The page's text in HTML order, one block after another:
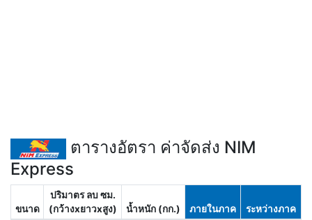
ตารางอัตรา ค่าจัดส่ง NIM
Express
ขนาด
ปริมาตร ลบ ซม.
(กว้างxยาวxสูง)
น้ำหนัก (กก.) ภายในภาค
ระหว่างภาค